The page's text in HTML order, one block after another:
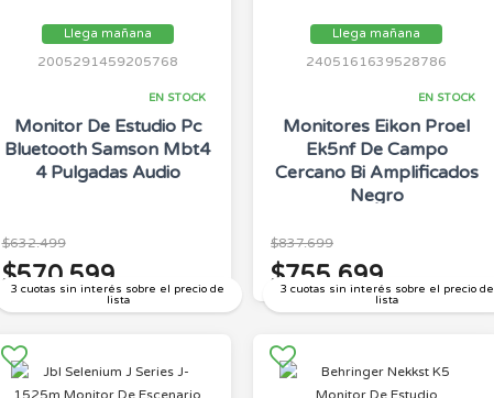
Llega mañana
2005291459205768
EN STOCK
Monitor De Estudio Pc
Bluetooth Samson Mbt4
4 Pulgadas Audio
3 cuotas sin interés sobre el precio de
lista
$632.499
$570.599
Llega mañana
2405161639528786
EN STOCK
Monitores Eikon Proel
Ek5nf De Campo
Cercano Bi Amplificados
Negro
3 cuotas sin interés sobre el precio de
lista
$837.699
$755.699